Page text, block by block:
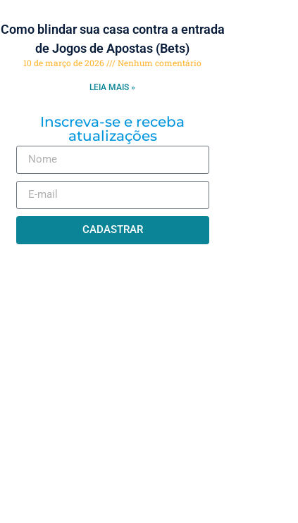
Como blindar sua casa contra a entrada
de Jogos de Apostas (Bets)
10 de março de 2026 Nenhum comentário
LEIA MAIS »
Inscreva-se e receba
atualizações
CADASTRAR